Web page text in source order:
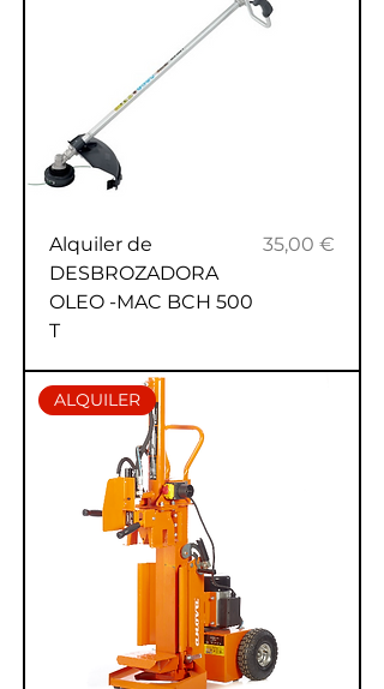
Alquiler de
DESBROZADORA
OLEO -MAC BCH 500
T
Precio
35,00 €
ALQUILER